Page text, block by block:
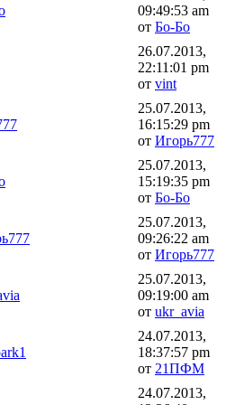
09:49:53 am
от Бо-Бо
26.07.2013,
22:11:01 pm
от vint
25.07.2013,
16:15:29 pm
от Игорь777
25.07.2013,
15:19:35 pm
от Бо-Бо
25.07.2013,
09:26:22 am
от Игорь777
25.07.2013,
09:19:00 am
от ukr_avia
24.07.2013,
18:37:57 pm
от 21ПФМ
24.07.2013,